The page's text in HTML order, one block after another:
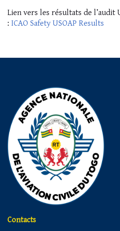
Lien vers les résultats de l’audit
: ICAO Safety USOAP Results
Contacts